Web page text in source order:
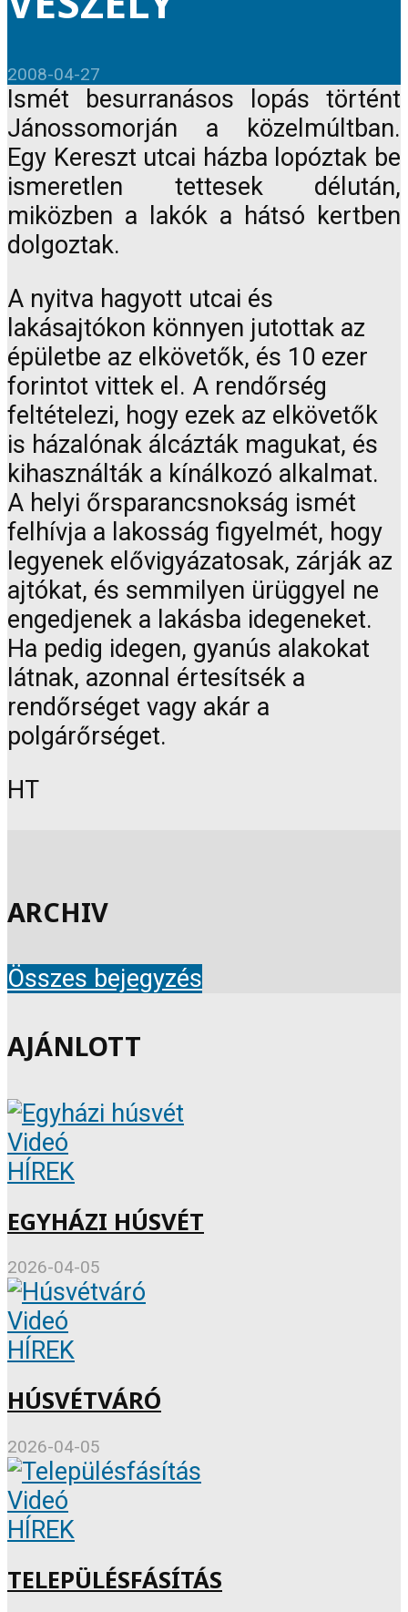
2008-04-27
Ismét besurranásos lopás történt
Jánossomorján a közelmúltban.
Egy Kereszt utcai házba lopóztak be
ismeretlen tettesek délután,
miközben a lakók a hátsó kertben
dolgoztak.
A nyitva hagyott utcai és
lakásajtókon könnyen jutottak az
épületbe az elkövetők, és 10 ezer
forintot vittek el. A rendőrség
feltételezi, hogy ezek az elkövetők
is házalónak álcázták magukat, és
kihasználták a kínálkozó alkalmat.
A helyi őrsparancsnokság ismét
felhívja a lakosság figyelmét, hogy
legyenek elővigyázatosak, zárják az
ajtókat, és semmilyen ürüggyel ne
engedjenek a lakásba idegeneket.
Ha pedig idegen, gyanús alakokat
látnak, azonnal értesítsék a
rendőrséget vagy akár a
polgárőrséget.
HT
ARCHIV
Összes bejegyzés
AJÁNLOTT
Videó
HÍREK
EGYHÁZI HÚSVÉT
2026-04-05
Videó
HÍREK
HÚSVÉTVÁRÓ
2026-04-05
Videó
HÍREK
TELEPÜLÉSFÁSÍTÁS